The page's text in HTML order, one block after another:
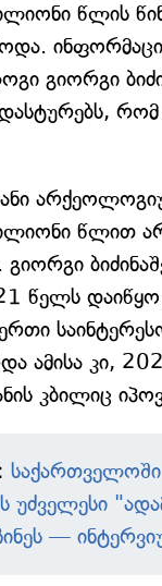
წლის
გიორგი
რომ
წლით
წელს დაიწყო.
ამისა კი,
კბილიც
—